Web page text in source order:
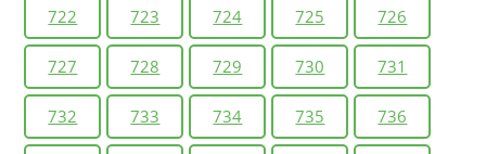
722 723 724 725 726
727 728 729 730 731
732 733 734 735 736